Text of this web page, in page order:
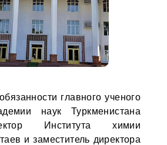
главного ученого
наук Туркменистана
Института химии
и заместитель директора